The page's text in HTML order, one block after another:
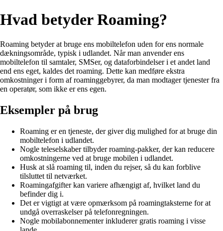
Hvad betyder Roaming?
Roaming betyder at bruge ens mobiltelefon uden for ens normale
dækningsområde, typisk i udlandet. Når man anvender ens
mobiltelefon til samtaler, SMSer, og dataforbindelser i et andet land
end ens eget, kaldes det roaming. Dette kan medføre ekstra
omkostninger i form af roaminggebyrer, da man modtager tjenester fra
en operatør, som ikke er ens egen.
Eksempler på brug
Roaming er en tjeneste, der giver dig mulighed for at bruge din
mobiltelefon i udlandet.
Nogle teleselskaber tilbyder roaming-pakker, der kan reducere
omkostningerne ved at bruge mobilen i udlandet.
Husk at slå roaming til, inden du rejser, så du kan forblive
tilsluttet til netværket.
Roamingafgifter kan variere afhængigt af, hvilket land du
befinder dig i.
Det er vigtigt at være opmærksom på roamingtaksterne for at
undgå overraskelser på telefonregningen.
Nogle mobilabonnementer inkluderer gratis roaming i visse